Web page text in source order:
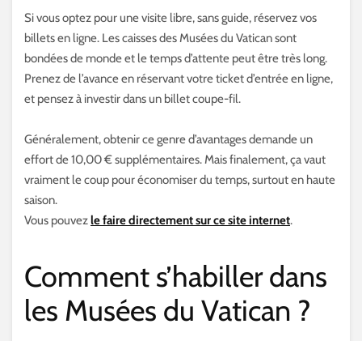
Si vous optez pour une visite libre, sans guide, réservez vos
billets en ligne. Les caisses des Musées du Vatican sont
bondées de monde et le temps d’attente peut être très long.
Prenez de l’avance en réservant votre ticket d’entrée en ligne,
et pensez à investir dans un billet coupe-fil.
Généralement, obtenir ce genre d’avantages demande un
effort de 10,00 € supplémentaires. Mais finalement, ça vaut
vraiment le coup pour économiser du temps, surtout en haute
saison.
Vous pouvezle faire directement sur ce site internet.
Comment s’habiller dans
les Musées du Vatican ?